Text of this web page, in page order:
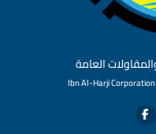
العامة
Ibn Al-Harji